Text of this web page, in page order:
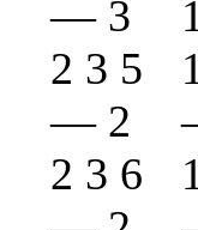
— 3
2 3 5
— 2
2 3 6